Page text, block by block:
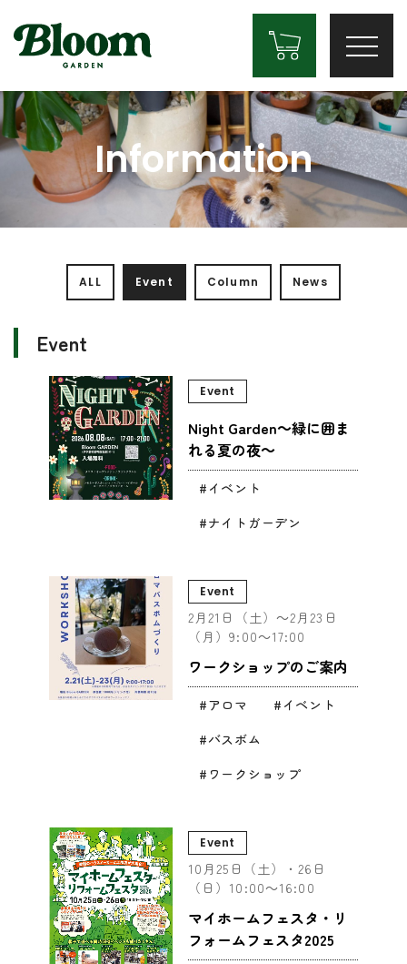
Information
ALL Event Column News
Event
Event
Night Garden～緑に囲ま
れる夏の夜～
イベント
ナイトガーデン
Event
2月21日（土）～2月23日
（月）9:00～17:00
ワークショップのご案内
アロマ
イベント
バスボム
ワークショップ
Event
10月25日（土）・26日
（日）10:00～16:00
マイホームフェスタ・リ
フォームフェスタ2025